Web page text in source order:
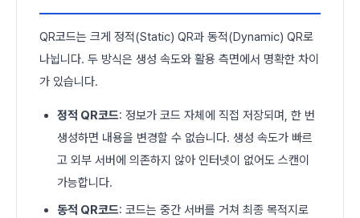
QR코드는 크게 정적(Static) QR과 동적(Dynamic) QR로
나뉩니다. 두 방식은 생성 속도와 활용 측면에서 명확한 차이
가 있습니다.
정적 QR코드: 정보가 코드 자체에 직접 저장되며, 한 번
생성하면 내용을 변경할 수 없습니다. 생성 속도가 빠르
고 외부 서버에 의존하지 않아 인터넷이 없어도 스캔이
가능합니다.
동적 QR코드: 코드는 중간 서버를 거쳐 최종 목적지로